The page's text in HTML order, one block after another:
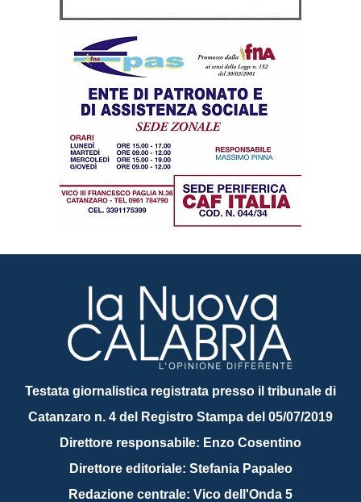
Testata giornalistica registrata presso il tribunale di
Catanzaro n. 4 del Registro Stampa del 05/07/2019
Direttore responsabile: Enzo Cosentino
Direttore editoriale: Stefania Papaleo
Redazione centrale: Vico dell'Onda 5